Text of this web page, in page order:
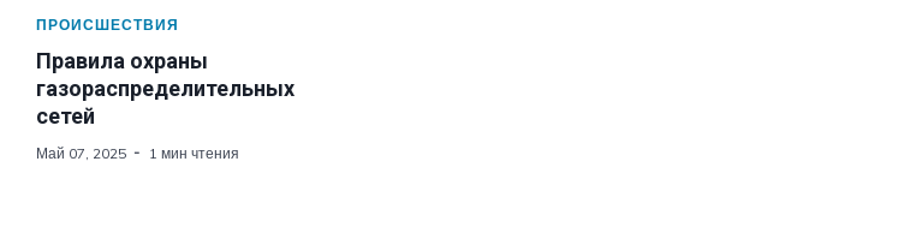
ПРОИСШЕСТВИЯ
Правила охраны
газораспределительных
сетей
Май 07, 2025 1 мин чтения